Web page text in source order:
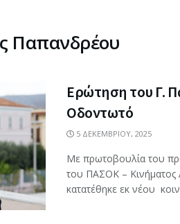
Παπανδρέου
Ερώτηση του Γ.
Οδοντωτό
5 ΔΕΚΕΜΒΡΊΟΥ, 2025
Με πρωτοβουλία του
του ΠΑΣΟΚ –
κατατέθηκε εκ νέου